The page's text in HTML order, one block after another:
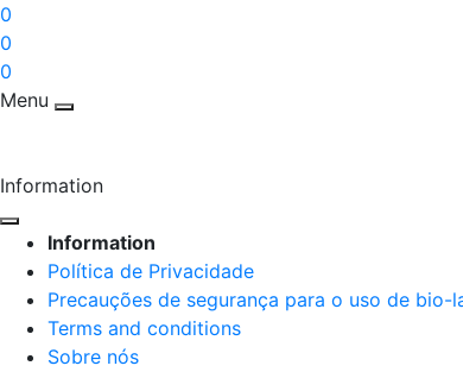
0
0
0
Menu
Information
Information
Política de Privacidade
Precauções de segurança para o uso de bio-
Terms and conditions
Sobre nós